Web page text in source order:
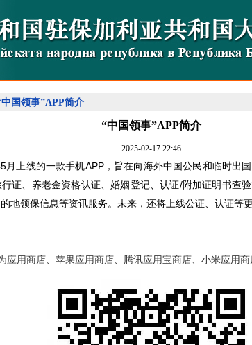
国领事”APP简介
“中国领事”APP简介
2025-02-17 22:46
月上线的一款手机APP，旨在向海外中国公民和临时出
证、养老金资格认证、婚姻登记、认证/附加证明书查
地领保信息等资讯服务。未来，还将上线公证、认证等
用商店、苹果应用商店、腾讯应用宝商店、小米应用商